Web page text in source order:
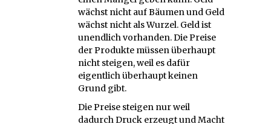
wächst nicht auf Bäumen und Geld
wächst nicht als Wurzel. Geld ist
unendlich vorhanden. Die Preise
der Produkte müssen überhaupt
nicht steigen, weil es dafür
eigentlich überhaupt keinen
Grund gibt.
Die Preise steigen nur weil
dadurch Druck erzeugt und Macht